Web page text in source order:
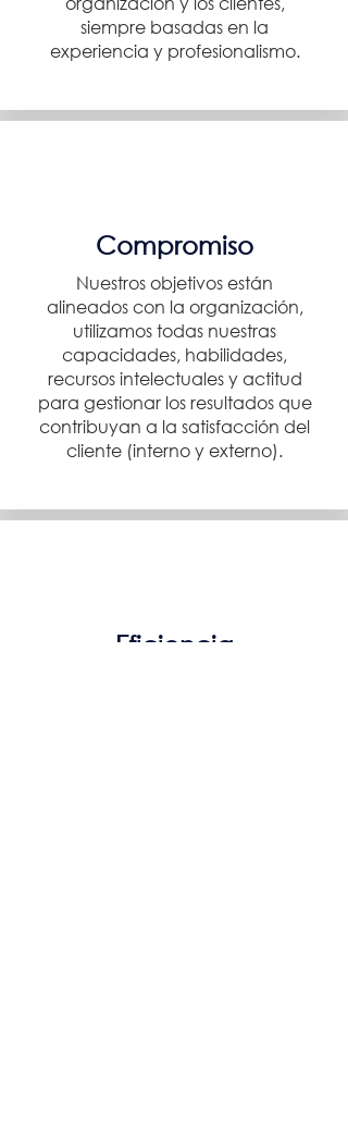
siempre basadas en la
experiencia y profesionalismo.
Compromiso
Nuestros objetivos están
alineados con la organización,
utilizamos todas nuestras
capacidades, habilidades,
recursos intelectuales y actitud
para gestionar los resultados que
contribuyan a la satisfacción del
cliente (interno y externo).
Eficiencia